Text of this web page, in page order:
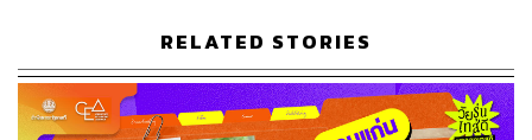
สำเนาใบตอบรับเข้าศึกษา
ขั้นตอนการลงทะเบียน
RELATED STORIES